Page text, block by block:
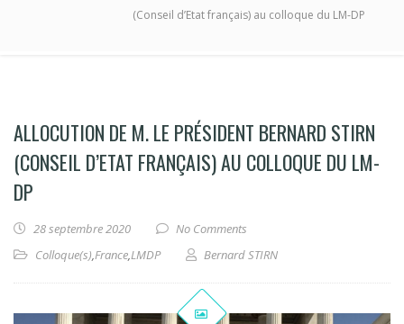
(Conseil d’Etat français) au colloque du LM-DP
ALLOCUTION DE M. LE PRÉSIDENT BERNARD STIRN
(CONSEIL D’ETAT FRANÇAIS) AU COLLOQUE DU LM-
DP
28 septembre 2020
No Comments
Colloque(s),France,LMDP Bernard STIRN